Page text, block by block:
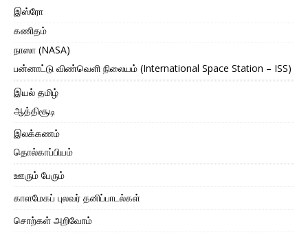
இஸ்ரோ
கணிதம்
நாஸா (NASA)
பன்னாட்டு விண்வெளி நிலையம் (International Space Station – ISS)
இயல் தமிழ்
ஆத்திசூடி
இலக்கணம்
தொல்காப்பியம்
ஊரும் பேரும்
காளமேகப் புலவர் தனிப்பாடல்கள்
சொற்கள் அறிவோம்